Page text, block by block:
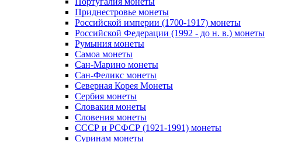
Приднестровье монеты
Российской империи (1700-1917) монеты
Российской Федерации (1992 - до н. в.) монеты
Румыния монеты
Самоа монеты
Сан-Марино монеты
Сан-Феликс монеты
Северная Корея Монеты
Сербия монеты
Словакия монеты
Словения монеты
СССР и РСФСР (1921-1991) монеты
Суринам монеты